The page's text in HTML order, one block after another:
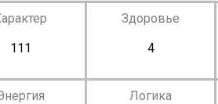
111
Здоровье
4
Логика